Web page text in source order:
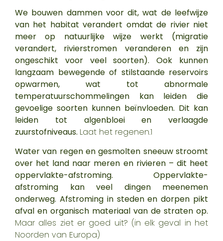
We bouwen dammen voor dit, wat de leefwijze
van het habitat verandert omdat de rivier niet
meer op natuurlijke wijze werkt (migratie
verandert, rivierstromen veranderen en zijn
ongeschikt voor veel soorten). Ook kunnen
langzaam bewegende of stilstaande reservoirs
opwarmen, wat tot abnormale
temperatuurschommelingen kan leiden die
gevoelige soorten kunnen beïnvloeden. Dit kan
leiden tot algenbloei en verlaagde
zuurstofniveaus. Laat het regenen.1
Water van regen en gesmolten sneeuw stroomt
over het land naar meren en rivieren – dit heet
oppervlakte-afstroming. Oppervlakte-
afstroming kan veel dingen meenemen
onderweg. Afstroming in steden en dorpen pikt
afval en organisch materiaal van de straten op.
Maar alles ziet er goed uit? (in elk geval in het
Noorden van Europa)